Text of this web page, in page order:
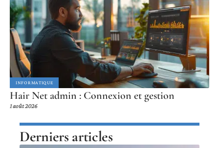
INFORMATIQUE
Hair Net admin : Connexion et gestion
1 août 2026
Derniers articles